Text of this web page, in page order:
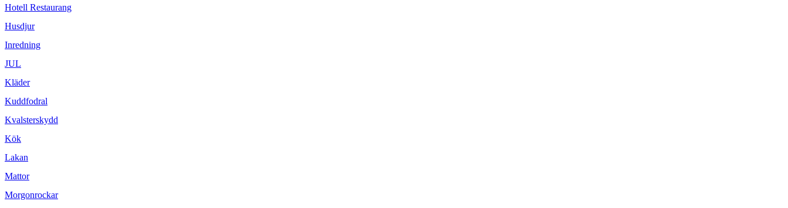
Hotell Restaurang
Husdjur
Inredning
JUL
Kläder
Kuddfodral
Kvalsterskydd
Kök
Lakan
Mattor
Morgonrockar